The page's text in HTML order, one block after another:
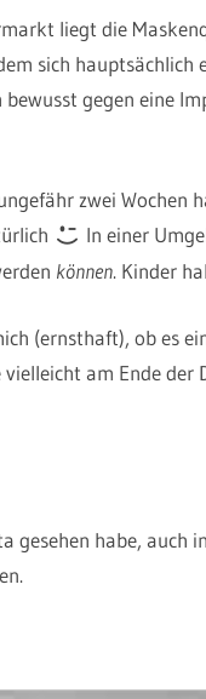
liegt die
sich hauptsächlich
gegen eine
zwei Wochen
In einer
können. Kinder
(ernsthaft), ob es
am Ende der
gesehen habe, auch